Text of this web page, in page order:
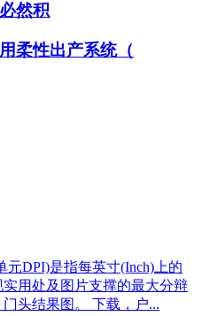
然积
柔性出产系统（
DPI)是指每英寸(Inch)上的
用处及图片支撑的最大分辩
头结果图。 下载，户...